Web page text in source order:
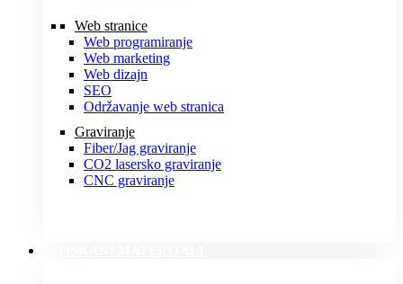
Web stranice
Web programiranje
Web marketing
Web dizajn
SEO
Održavanje web stranica
Graviranje
Fiber/Jag graviranje
CO2 lasersko graviranje
CNC graviranje